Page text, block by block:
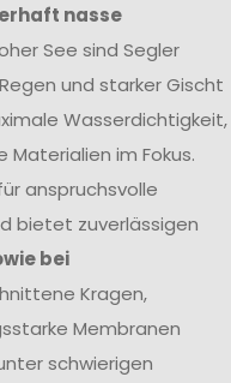
nasse
See sind Segler
und starker Gischt
Wasserdichtigkeit,
im Fokus.
anspruchsvolle
bietet zuverlässigen
bei
Kragen,
Membranen
schwierigen